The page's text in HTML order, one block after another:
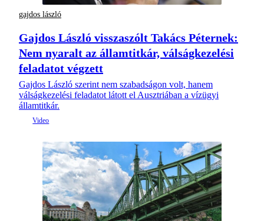
gajdos lászló
Gajdos László visszaszólt Takács Péternek:
Nem nyaralt az államtitkár, válságkezelési
feladatot végzett
Gajdos László szerint nem szabadságon volt, hanem
válságkezelési feladatot látott el Ausztriában a vízügyi
államtitkár.